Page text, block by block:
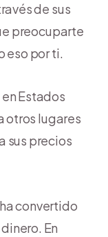
de sus
preocuparte
eso por ti.
Estados
otros lugares
sus precios
convertido
En